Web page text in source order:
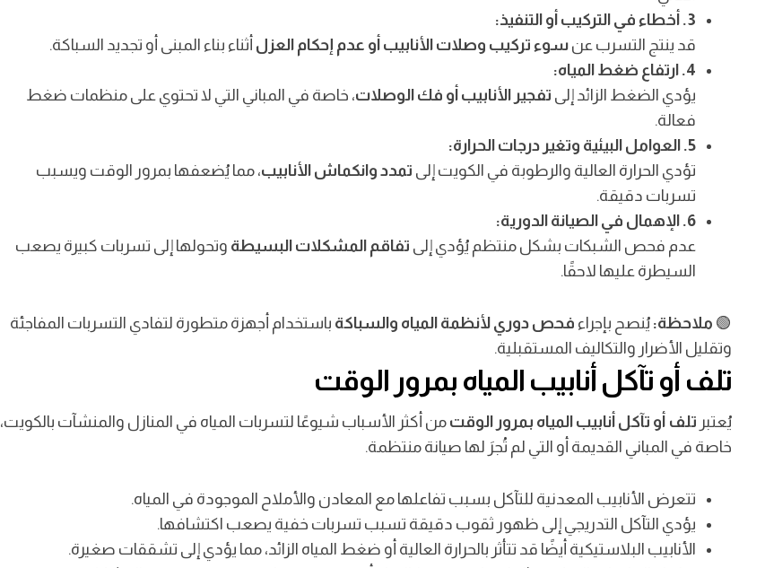
3. أخطاء في التركيب أو التنفيذ:
قد ينتج التسرب عن سوء تركيب وصلات الأنابيب أو عدم إحكام العزل أثناء بناء المبنى أو تجديد السباكة.
4. ارتفاع ضغط المياه:
يؤدي الضغط الزائد إلى تفجير الأنابيب أو فك الوصلات، خاصة في المباني التي لا تحتوي على منظمات ضغط
فعالة.
5. العوامل البيئية وتغير درجات الحرارة:
تؤدي الحرارة العالية والرطوبة في الكويت إلى تمدد وانكماش الأنابيب، مما يُضعفها بمرور الوقت ويسبب
تسربات دقيقة.
6. الإهمال في الصيانة الدورية:
عدم فحص الشبكات بشكل منتظم يُؤدي إلى تفاقم المشكلات البسيطة وتحولها إلى تسربات كبيرة يصعب
السيطرة عليها لاحقًا.
🟢 ملاحظة: يُنصح بإجراء فحص دوري لأنظمة المياه والسباكة باستخدام أجهزة متطورة لتفادي التسربات المفاجئة
وتقليل الأضرار والتكاليف المستقبلية.
تلف أو تآكل أنابيب المياه بمرور الوقت
يُعتبر تلف أو تآكل أنابيب المياه بمرور الوقت من أكثر الأسباب شيوعًا لتسربات المياه في المنازل والمنشآت بالكويت،
خاصة في المباني القديمة أو التي لم تُجرَ لها صيانة منتظمة.
تتعرض الأنابيب المعدنية للتآكل بسبب تفاعلها مع المعادن والأملاح الموجودة في المياه.
يؤدي التآكل التدريجي إلى ظهور ثقوب دقيقة تسبب تسربات خفية يصعب اكتشافها.
الأنابيب البلاستيكية أيضًا قد تتأثر بالحرارة العالية أو ضغط المياه الزائد، مما يؤدي إلى تشققات صغيرة.